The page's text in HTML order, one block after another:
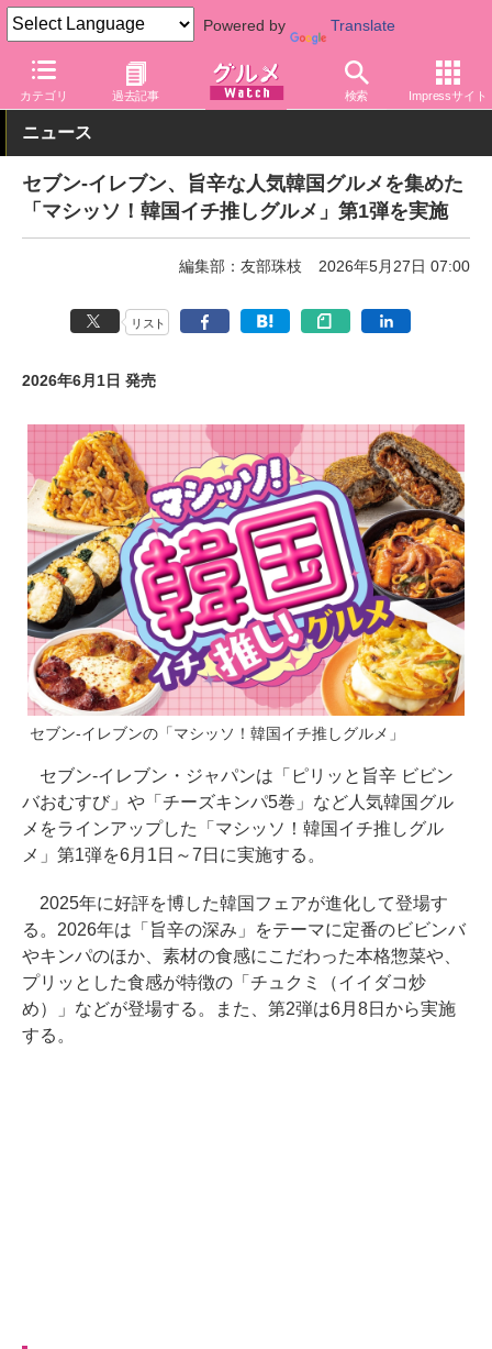
Powered by Translate
カテゴリ 過去記事 検索 Impressサイト
グルメ Watch 店舗 コンビニ セブン-イレブン
ニュース
セブン-イレブン、旨辛な人気韓国グルメを集めた
「マシッソ！韓国イチ推しグルメ」第1弾を実施
編集部：友部珠枝 2026年5月27日 07:00
リスト
2026年6月1日 発売
セブン-イレブンの「マシッソ！韓国イチ推しグルメ」
セブン-イレブン・ジャパンは「ピリッと旨辛 ビビン
バおむすび」や「チーズキンパ5巻」など人気韓国グル
メをラインアップした「マシッソ！韓国イチ推しグル
メ」第1弾を6月1日～7日に実施する。
2025年に好評を博した韓国フェアが進化して登場す
る。2026年は「旨辛の深み」をテーマに定番のビビンバ
やキンパのほか、素材の食感にこだわった本格惣菜や、
プリッとした食感が特徴の「チュクミ（イイダコ炒
め）」などが登場する。また、第2弾は6月8日から実施
する。